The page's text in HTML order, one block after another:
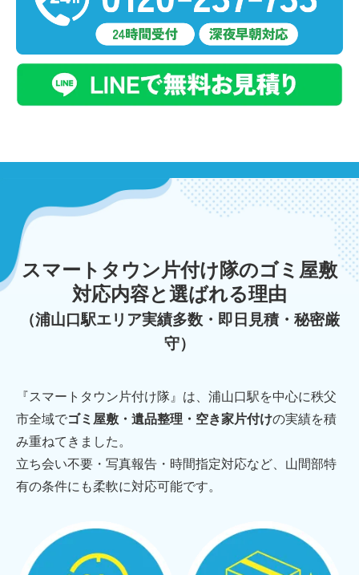
スマートタウン片付け隊のゴミ屋敷
対応内容と選ばれる理由
（浦山口駅エリア実績多数・即日見積・秘密厳
守）
『スマートタウン片付け隊』は、浦山口駅を中心に秩父
市全域でゴミ屋敷・遺品整理・空き家片付けの実績を積
み重ねてきました。
立ち会い不要・写真報告・時間指定対応など、山間部特
有の条件にも柔軟に対応可能です。